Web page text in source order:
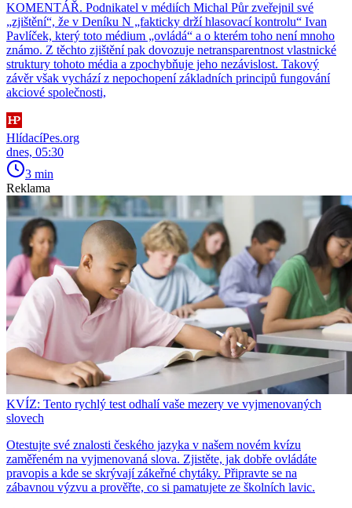
KOMENTÁŘ. Podnikatel v médiích Michal Půr zveřejnil své
„zjištění“, že v Deníku N „fakticky drží hlasovací kontrolu“ Ivan
Pavlíček, který toto médium „ovládá“ a o kterém toho není mnoho
známo. Z těchto zjištění pak dovozuje netransparentnost vlastnické
struktury tohoto média a zpochybňuje jeho nezávislost. Takový
závěr však vychází z nepochopení základních principů fungování
akciové společnosti,
HlídacíPes.org
dnes, 05:30
3 min
Reklama
KVÍZ: Tento rychlý test odhalí vaše mezery ve vyjmenovaných
slovech
Otestujte své znalosti českého jazyka v našem novém kvízu
zaměřeném na vyjmenovaná slova. Zjistěte, jak dobře ovládáte
pravopis a kde se skrývají zákeřné chytáky. Připravte se na
zábavnou výzvu a prověřte, co si pamatujete ze školních lavic.